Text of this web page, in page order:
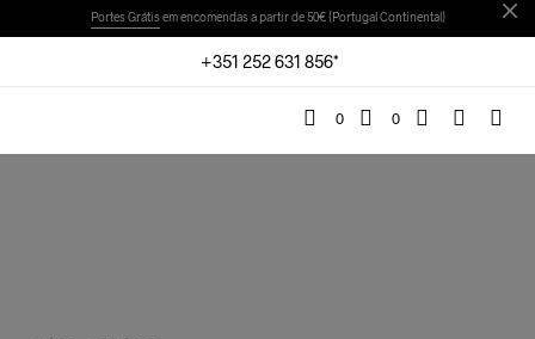
Portes Grátisem encomendas a partir de 50€ (Portugal Continental)
+351 252 631 856*
0 0